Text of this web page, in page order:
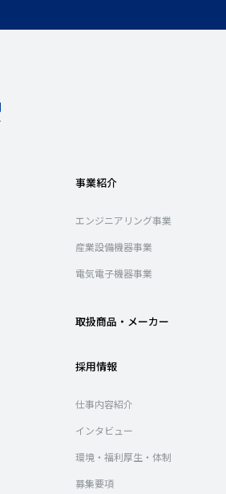
事業紹介
エンジニアリング事業
産業設備機器事業
電気電子機器事業
取扱商品・メーカー
採用情報
仕事内容紹介
インタビュー
環境・福利厚生・体制
募集要項